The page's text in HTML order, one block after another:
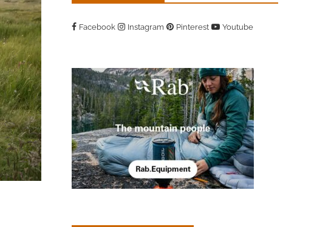
Facebook Instagram Pinterest Youtube